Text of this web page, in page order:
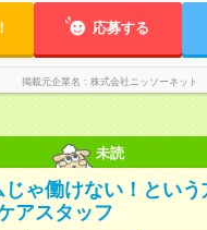
応募する
掲載元企業名 株式会社ニッソーネット
未読
じゃ働けない！とい
アスタッフ